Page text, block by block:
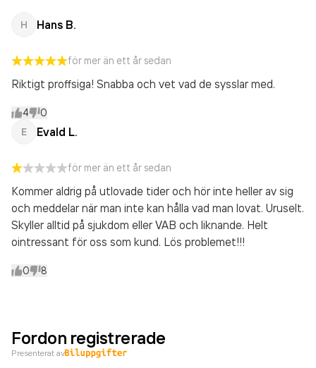
H Hans B.
för mer än ett år sedan
Riktigt proffsiga! Snabba och vet vad de sysslar med.
4 0
E Evald L.
för mer än ett år sedan
Kommer aldrig på utlovade tider och hör inte heller av sig
och meddelar när man inte kan hålla vad man lovat. Uruselt.
Skyller alltid på sjukdom eller VAB och liknande. Helt
ointressant för oss som kund. Lös problemet!!!
0 8
Fordon registrerade
Presenterat av